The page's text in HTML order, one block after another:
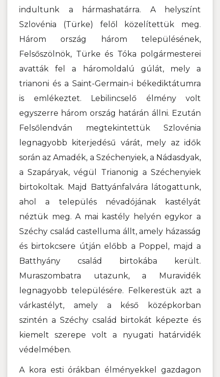
indultunk a hármashatárra. A helyszínt
Szlovénia (Türke) felől közelítettük meg.
Három ország három településének,
Felsőszölnök, Türke és Tóka polgármesterei
avatták fel a háromoldalú gúlát, mely a
trianoni és a Saint-Germain-i békediktátumra
is emlékeztet. Lebilincselő élmény volt
egyszerre három ország határán állni. Ezután
Felsőlendván megtekintettük Szlovénia
legnagyobb kiterjedésű várát, mely az idők
során az Amadék, a Széchenyiek, a Nádasdyak,
a Szapáryak, végül Trianonig a Széchenyiek
birtokoltak. Majd Battyánfalvára látogattunk,
ahol a település névadójának kastélyát
néztük meg. A mai kastély helyén egykor a
Széchy család castelluma állt, amely házasság
és birtokcsere útján előbb a Poppel, majd a
Batthyány család birtokába került.
Muraszombatra utazunk, a Muravidék
legnagyobb településére. Felkerestük azt a
várkastélyt, amely a késő középkorban
szintén a Széchy család birtokát képezte és
kiemelt szerepe volt a nyugati határvidék
védelmében.
A kora esti órákban élményekkel gazdagon